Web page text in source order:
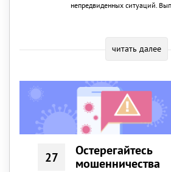
непредвиденных ситуаций.
читать далее
27
Остерегайтесь
мошенничества